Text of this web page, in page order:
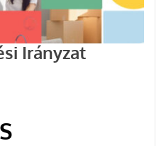
Irányzat